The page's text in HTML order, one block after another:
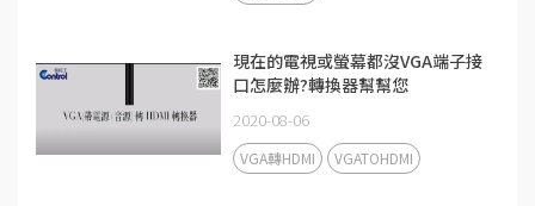
現在的電視或螢幕都沒VGA端子接
口怎麼辦?轉換器幫幫您
2020-08-06
VGA轉HDMI VGATOHDMI